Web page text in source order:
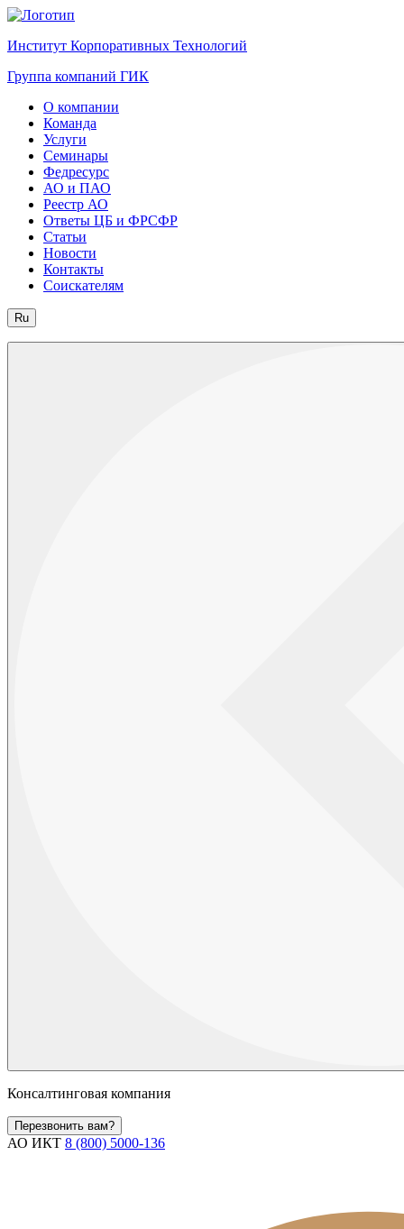
Институт Корпоративных Технологий
Группа компаний ГИК
О компании
Команда
Услуги
Семинары
Федресурс
АО и ПАО
Реестр АО
Ответы ЦБ и ФРСФР
Статьи
Новости
Контакты
Соискателям
Ru
Консалтинговая компания
Перезвонить вам?
АО ИКТ 8 (800) 5000-136